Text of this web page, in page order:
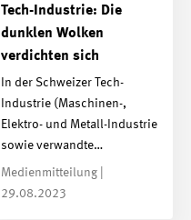
Tech-Industrie: Die
dunklen Wolken
verdichten sich
In der Schweizer Tech-
Industrie (Maschinen-,
Elektro- und Metall-Industrie
sowie verwandte…
Medienmitteilung |
29.08.2023